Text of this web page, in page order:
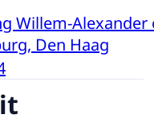
Willem-
Den Haag